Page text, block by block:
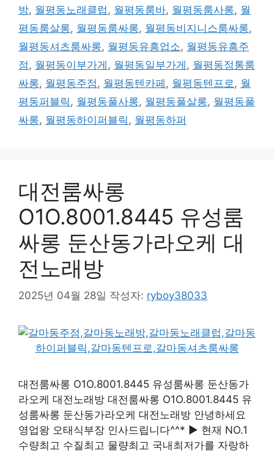
방, 월평동노래클럽, 월평동룸바, 월평동룸사롱, 월
평동룸살롱, 월평동룸싸롱, 월평동비지니스룸싸롱,
월평동셔츠룸싸롱, 월평동유흥업소, 월평동유흥주
점, 월평동이부가게 , 월평동일부가게 , 월평동정통룸
싸롱, 월평동주점, 월평동텐카페 , 월평동텐프로, 월
평동퍼블릭, 월평동풀사롱, 월평동풀살롱, 월평동풀
싸롱, 월평동하이퍼블릭, 월평동하퍼
대전룸싸롱
O1O.8001.8445 유성룸
싸롱 둔산동가라오케 대
전노래방
2025년 04월 28일 작성자: ryboy38033
대전룸싸롱 O1O.8001.8445 유성룸싸롱 둔산동가
라오케 대전노래방 대전룸싸롱 O1O.8001.8445 유
성룸싸롱 둔산동가라오케 대전노래방 안녕하세요
영업왕 오태식부장 인사드립니다^^* ▶ 현재 NO.1
수량최고 수질최고 물량최고 국내최저가를 자랑하